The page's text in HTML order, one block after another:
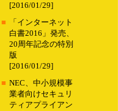
[2016/01/29]
■
「インターネット
白書2016」発売、
20周年記念の特別
版
[2016/01/29]
■ NEC、中小規模事
業者向けセキュリ
ティアプライアン